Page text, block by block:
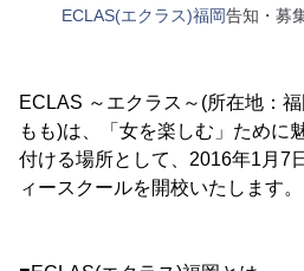
ECLAS(エクラス)福岡告知・募
ECLAS ～エクラス～(所在地：
もも)は、「女を楽しむ」ために
付ける場所として、2016年1月7
ィースクールを開校いたします。